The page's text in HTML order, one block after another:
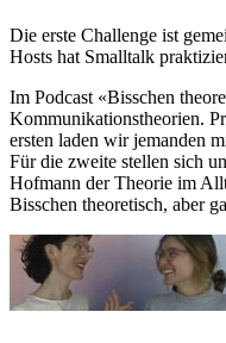
Die erste Challenge ist
Hosts hat Smalltalk
Im Podcast «Bisschen
Kommunikationstheorien.
ersten laden wir jemanden
Für die zweite stellen sich
Hofmann der Theorie im
Bisschen theoretisch, aber